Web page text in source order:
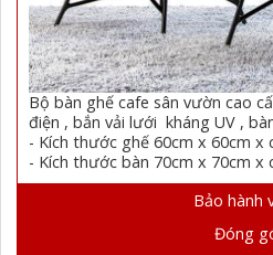
Bộ bàn ghế cafe sân vườn cao
điện , bắn vải lưới kháng UV ,
- Kích thước ghế 60cm x 60cm x
- Kích thước bàn 70cm x 70cm x
Bảo hành
Đóng